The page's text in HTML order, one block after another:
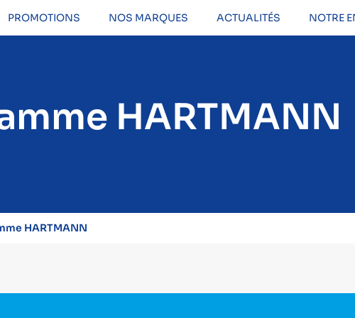
PROMOTIONS NOS MARQUES ACTUALITÉS NOTRE
HARTMANN
HARTMANN